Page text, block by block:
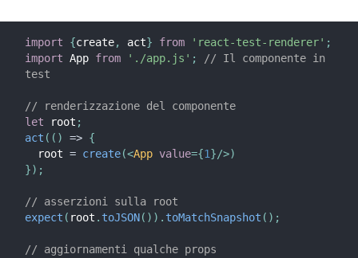
import {create, act} from 'react-test-renderer' ;
import App from './app.js' ;
// Il componente in
test
// renderizzazione del componente
let root ;
act ( ( ) => {
  root
= create(<App value={1}/>)
}) ;
// asserzioni sulla root
expect ( root . toJSON( ) ) . toMatchSnapshot ( ) ;
// aggiornamenti qualche props